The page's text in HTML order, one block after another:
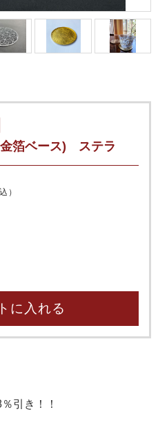
箔ベース) ステラ
）
に入れる
き！！